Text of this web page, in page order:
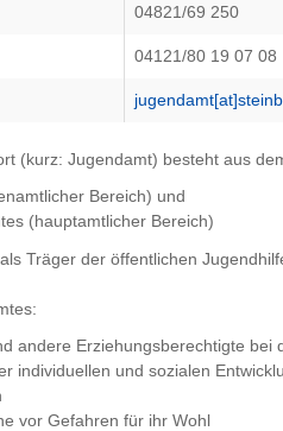
04821/69 250
04121/80 19 07 08
(kurz: Jugendamt) besteht aus
Bereich) und
(hauptamtlicher Bereich)
Träger der öffentlichen
andere Erziehungsberechtigte bei
individuellen und sozialen
vor Gefahren für ihr Wohl